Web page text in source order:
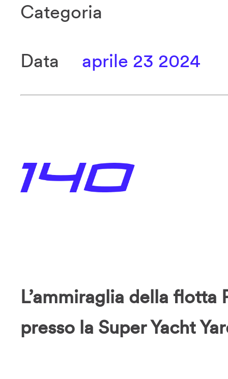
Categoria
Data aprile 23 2024
L’ammiraglia della flotta
presso la Super Yacht